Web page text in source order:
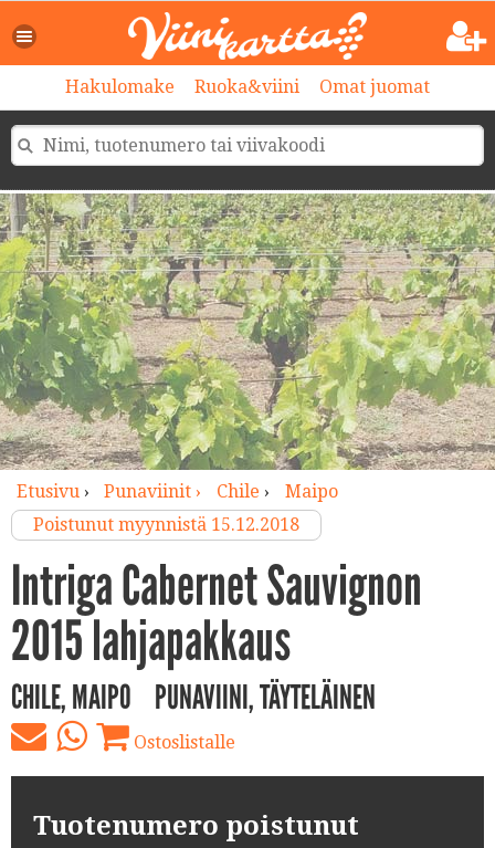
Hakulomake Ruoka&viini Omat juomat
Etusivu› Punaviinit › Chile ›
Maipo
Poistunut myynnistä 15.12.2018
Intriga Cabernet Sauvignon
2015 lahjapakkaus
CHILE, MAIPO PUNAVIINI, TÄYTELÄINEN
Ostoslistalle
Tuotenumero poistunut